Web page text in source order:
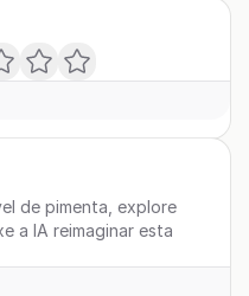
de pimenta, explore
a IA reimaginar esta